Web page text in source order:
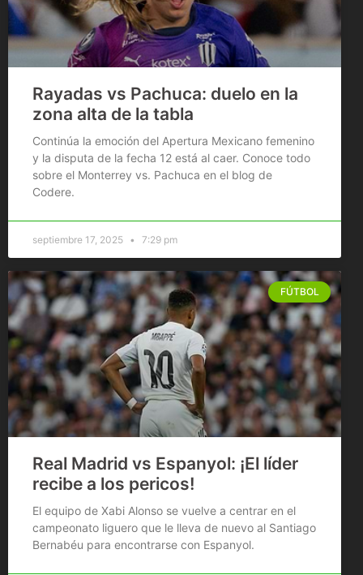
Rayadas vs Pachuca: duelo en la
zona alta de la tabla
Continúa la emoción del Apertura Mexicano femenino
y la disputa de la fecha 12 está al caer. Conoce todo
sobre el Monterrey vs. Pachuca en el blog de
Codere.
septiembre 17, 2025 7:29 pm
FÚTBOL
Real Madrid vs Espanyol: ¡El líder
recibe a los pericos!
El equipo de Xabi Alonso se vuelve a centrar en el
campeonato liguero que le lleva de nuevo al Santiago
Bernabéu para encontrarse con Espanyol.